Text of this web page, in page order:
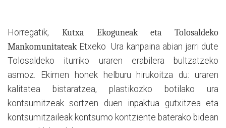
Horregatik, Kutxa Ekoguneak eta Tolosaldeko
Mankomunitateak Etxeko Ura kanpaina abian jarri dute
Tolosaldeko iturriko uraren erabilera bultzatzeko
asmoz. Ekimen honek helburu hirukoitza du: uraren
kalitatea bistaratzea, plastikozko botilako ura
kontsumitzeak sortzen duen inpaktua gutxitzea eta
kontsumitzaileak kontsumo kontziente baterako bidean